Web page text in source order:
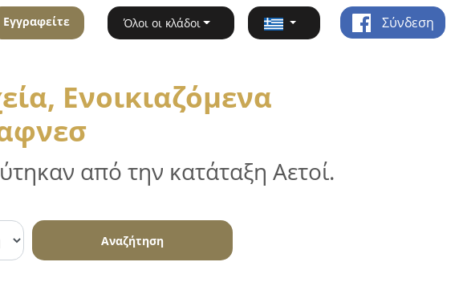
Εγγραφείτε Όλοι οι κλάδοι Σύνδεση
Ενοικιαζόμενα
από την κατάταξη Αετοί.
Αναζήτηση